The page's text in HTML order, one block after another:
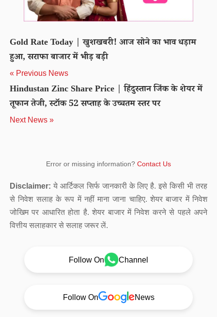
Gold Rate Today | खुशखबरी! आज सोने का भाव धड़ाम
हुआ, सराफा बाजार में भीड़ बड़ी
« Previous News
Hindustan Zinc Share Price | हिंदुस्तान जिंक के शेयर में
तूफान तेजी, स्टॉक 52 सप्ताह के उच्चतम स्तर पर
Next News »
Error or missing information? Contact Us
Disclaimer: ये आर्टिकल सिर्फ जानकारी के लिए है. इसे किसी भी तरह
से निवेश सलाह के रूप में नहीं माना जाना चाहिए. शेयर बाजार में निवेश
जोखिम पर आधारित होता है. शेयर बाजार में निवेश करने से पहले अपने
वित्तीय सलाहकार से सलाह जरूर लें.
Follow On Channel
Follow On News